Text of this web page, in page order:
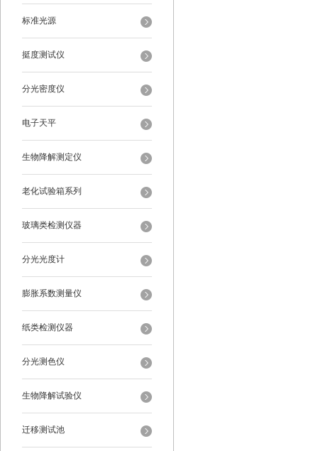
标准光源
挺度测试仪
分光密度仪
电子天平
生物降解测定仪
老化试验箱系列
玻璃类检测仪器
分光光度计
膨胀系数测量仪
纸类检测仪器
分光测色仪
生物降解试验仪
迁移测试池